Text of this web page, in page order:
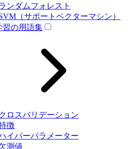
ンダムフォレスト
（サポートベクターマシン）
習の用語集
クロスバリデーション
徴
イパーパラメーター
測値